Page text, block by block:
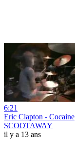
6:21
Eric Clapton - Cocaine
SCOOTAWAY
il y a 13 ans